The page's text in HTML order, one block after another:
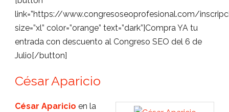
link=”https://www.congresoseoprofesional.com/
size=”xl” color=”orange” text=”dark”]Compra YA tu
entrada con descuento al Congreso SEO del 6 de
Julio[/button]
César Aparicio
César Aparicio en la